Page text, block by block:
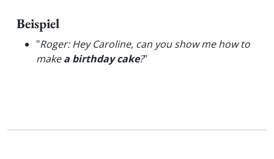
Beispiel
"Roger: Hey Caroline, can you show me how to
makea birthday cake?"